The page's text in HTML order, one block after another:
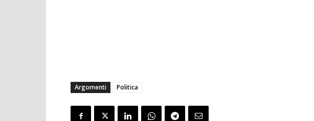
Argomenti Politica